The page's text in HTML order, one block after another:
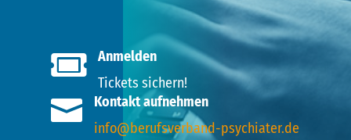

Anmelden
Tickets sichern!

Kontakt aufnehmen
info@berufsverband-psychiater.de